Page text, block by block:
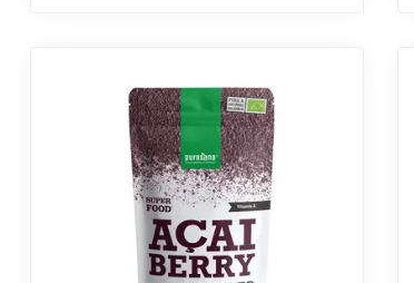
Geef een seintje